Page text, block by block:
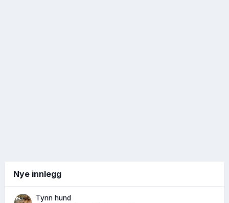
Nye innlegg
Tynn hund